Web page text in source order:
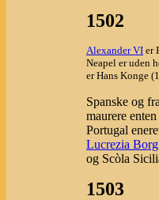
1502
Alexander VI er
Neapel er uden
er Hans Konge
Spanske og
maurere
Portugal
Lucrezia
og Scòla
1503